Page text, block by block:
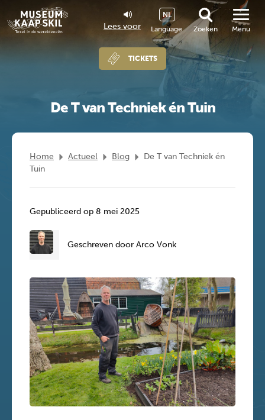
Lees voor Language
NL
Zoeken
TICKETS
Menu
De T van Techniek én Tuin
Home Actueel Blog
De T van Techniek én
Tuin
Gepubliceerd op 8 mei 2025
Geschreven door Arco Vonk